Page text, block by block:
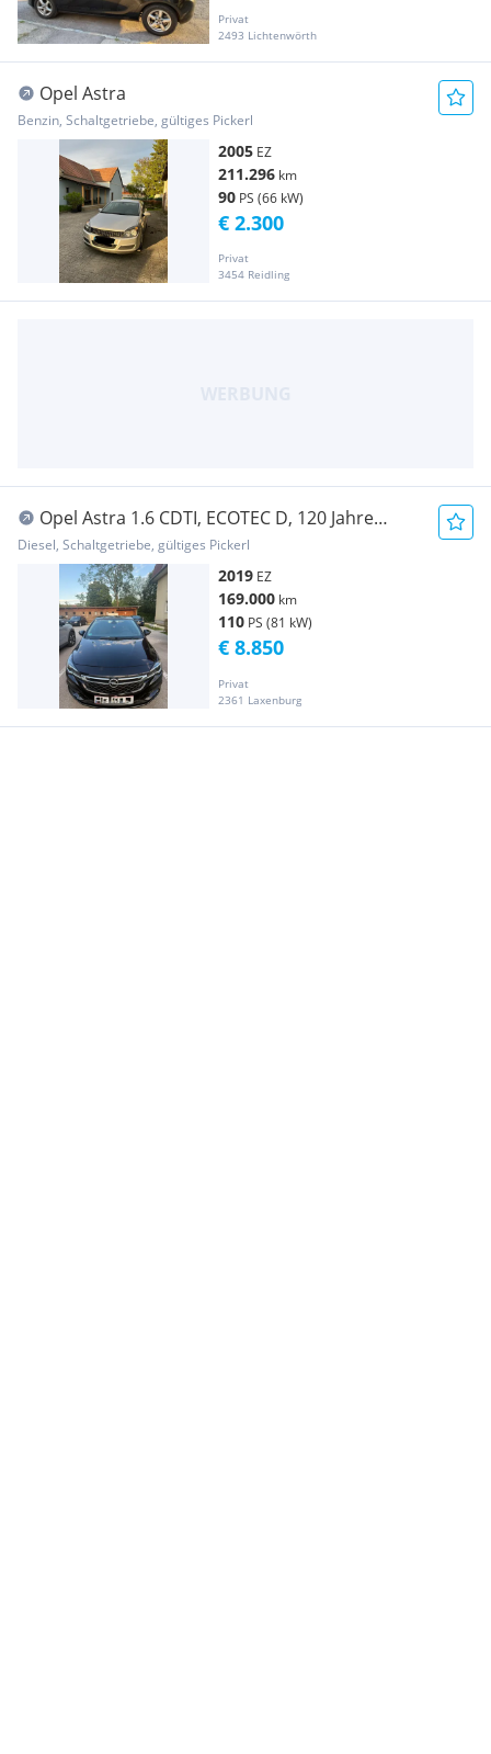
Privat
2493 Lichtenwörth
Opel Astra
Benzin, Schaltgetriebe, gültiges Pickerl
2005 EZ
211.296 km
90 PS (66 kW)
Privat
3454 Reidling
€ 2.300
Opel Astra 1.6 CDTI, ECOTEC D, 120 Jahre
Edition, 110PS
Diesel, Schaltgetriebe, gültiges Pickerl
2019 EZ
169.000 km
110 PS (81 kW)
Privat
2361 Laxenburg
€ 8.850